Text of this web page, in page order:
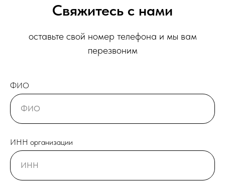
Свяжитесь с нами
оставьте свой номер телефона и мы вам
перезвоним
ФИО
ИНН организации